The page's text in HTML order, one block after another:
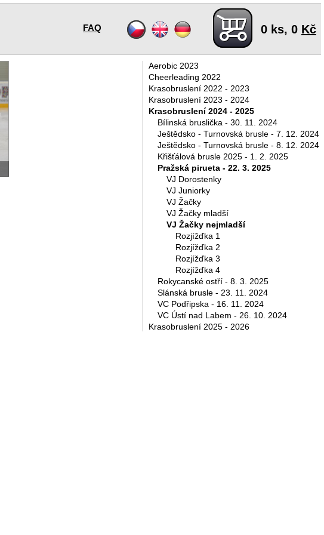
0 ks, 0 Kč
FAQ
Aerobic 2023
Cheerleading 2022
Krasobruslení 2022 - 2023
Krasobruslení 2023 - 2024
Krasobruslení 2024 - 2025
Bílinská bruslička - 30. 11. 2024
Ještědsko - Turnovská brusle - 7. 12. 2024
Ještědsko - Turnovská brusle - 8. 12. 2024
Křišťálová brusle 2025 - 1. 2. 2025
Pražská pirueta - 22. 3. 2025
VJ Dorostenky
VJ Juniorky
VJ Žačky
VJ Žačky mladší
VJ Žačky nejmladší
Rozjížďka 1
Rozjížďka 2
Rozjížďka 3
Rozjížďka 4
Rokycanské ostří - 8. 3. 2025
Slánská brusle - 23. 11. 2024
VC Podřipska - 16. 11. 2024
VC Ústí nad Labem - 26. 10. 2024
Krasobruslení 2025 - 2026